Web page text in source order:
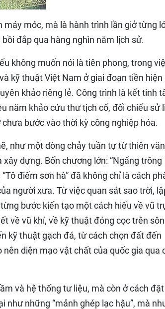
móc, mà là hành trình lần giở từng
đắp qua hàng nghìn năm lịch sử.
không muốn nói là tiên phong, trong
kỹ thuật Việt Nam ở giai đoạn tiền hiện
khảo riêng lẻ. Công trình là kết tinh
năm khảo cứu thư tịch cổ, đối chiếu sử
bước vào thời kỳ công nghiệp hóa.
như một dòng chảy tuần tự từ thiên
dựng. Bốn chương lớn: “Ngẩng trông
điểm sơn hà” đã không chỉ là cách
người xưa. Từ việc quan sát sao trời,
bước kiến tạo một cách hiểu về vũ
về vũ khí, về kỹ thuật đóng cọc trên
kỹ thuật gạch đá, từ cách chọn đất đến
diện mạo vật chất của quốc gia qua
và hệ thống tư liệu, mà còn ở cách
như những “mảnh ghép lạc hậu”, mà